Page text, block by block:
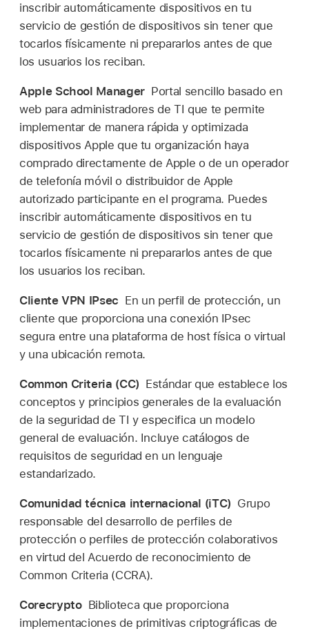
inscribir automáticamente dispositivos en tu
servicio de gestión de dispositivos sin tener que
tocarlos físicamente ni prepararlos antes de que
los usuarios los reciban.
Apple School Manager Portal sencillo basado en
web para administradores de TI que te permite
implementar de manera rápida y optimizada
dispositivos Apple que tu organización haya
comprado directamente de Apple o de un operador
de telefonía móvil o distribuidor de Apple
autorizado participante en el programa. Puedes
inscribir automáticamente dispositivos en tu
servicio de gestión de dispositivos sin tener que
tocarlos físicamente ni prepararlos antes de que
los usuarios los reciban.
Cliente VPN IPsec En un perfil de protección, un
cliente que proporciona una conexión IPsec
segura entre una plataforma de host física o virtual
y una ubicación remota.
Common Criteria (CC) Estándar que establece los
conceptos y principios generales de la evaluación
de la seguridad de TI y especifica un modelo
general de evaluación. Incluye catálogos de
requisitos de seguridad en un lenguaje
estandarizado.
Comunidad técnica internacional (iTC) Grupo
responsable del desarrollo de perfiles de
protección o perfiles de protección colaborativos
en virtud del Acuerdo de reconocimiento de
Common Criteria (CCRA).
Corecrypto Biblioteca que proporciona
implementaciones de primitivas criptográficas de